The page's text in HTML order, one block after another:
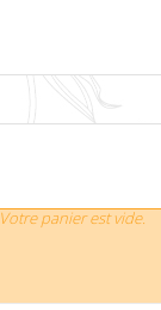
Votre panier est vide.